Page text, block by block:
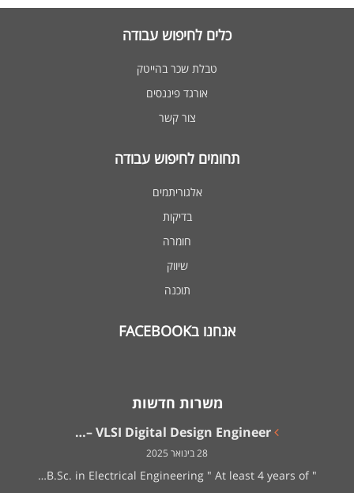
כלים לחיפוש עבודה
טבלת שכר בהייטק
אורגד פיננסים
צור קשר
תחומים לחיפוש עבודה
אלגוריתמים
בדיקות
חומרה
שיווק
תוכנה
אנחנו בFACEBOOK
משרות חדשות
VLSI Digital Design Engineer –…
28 בינואר 2025
" B.Sc. in Electrical Engineering " At least 4 years of…